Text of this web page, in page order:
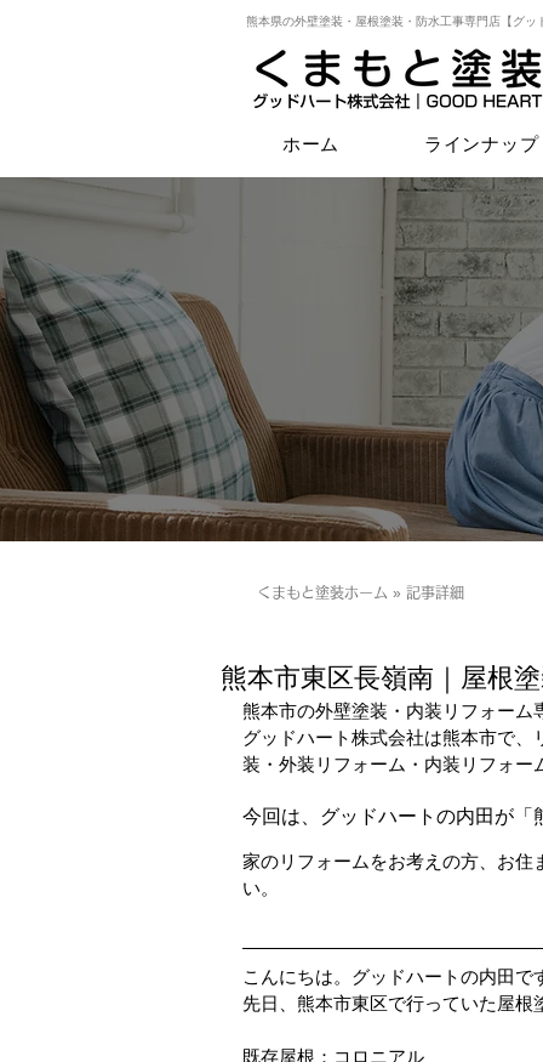
熊本県の外壁塗装・屋根塗装・防水工事専門店【グ
ホーム ラインナップ
くまもと塗装ホーム » 記事詳細
熊本市東区長嶺南｜屋根
熊本市の外壁塗装・内装リフォー
グッドハート株式会社は熊本市で
装・外装リフォーム・内装リフォー
今回は、グッドハートの内田が
家のリフォームをお考えの方、お住
い。
こんにちは。グッドハートの内田で
先日、熊本市東区で行っていた屋根